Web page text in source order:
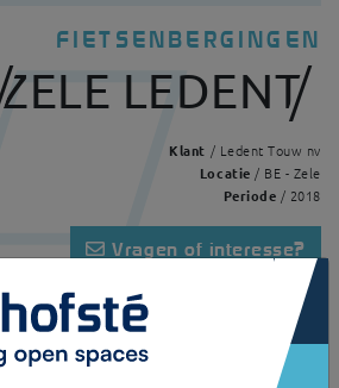
FIETSENBERGINGEN
ZELE LEDENT
Klant / Ledent Touw nv
Locatie / BE - Zele
Periode / 2018
Vragen of interesse?
Zele Ledent
×